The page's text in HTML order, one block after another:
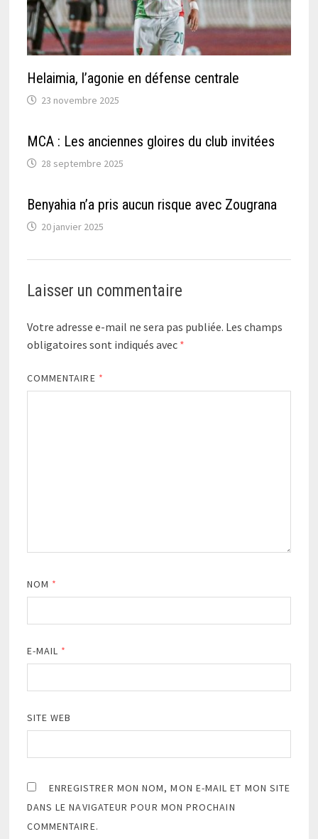
Helaimia, l’agonie en défense centrale
23 novembre 2025
MCA : Les anciennes gloires du club invitées
28 septembre 2025
Benyahia n’a pris aucun risque avec Zougrana
20 janvier 2025
Laisser un commentaire
Votre adresse e-mail ne sera pas publiée. Les champs
obligatoires sont indiqués avec *
COMMENTAIRE *
NOM *
E-MAIL *
SITE WEB
ENREGISTRER MON NOM, MON E-MAIL ET MON SITE
DANS LE NAVIGATEUR POUR MON PROCHAIN
COMMENTAIRE.